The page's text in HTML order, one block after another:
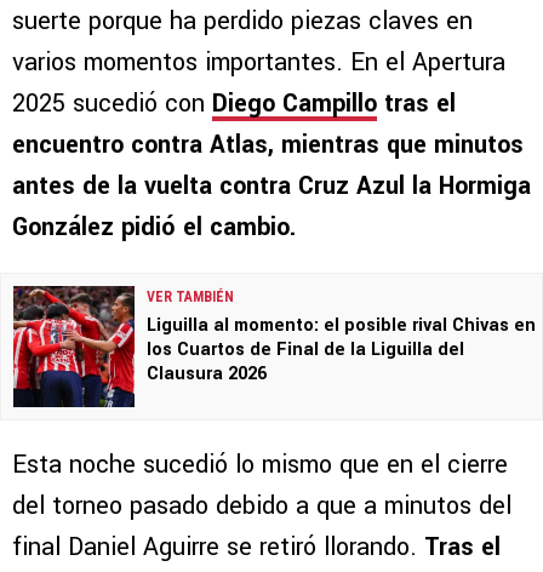
suerte porque ha perdido piezas claves en
varios momentos importantes. En el Apertura
2025 sucedió con Diego Campillo tras el
encuentro contra Atlas, mientras que minutos
antes de la vuelta contra Cruz Azul la Hormiga
González pidió el cambio.
VER TAMBIÉN
Liguilla al momento: el posible rival Chivas en
los Cuartos de Final de la Liguilla del
Clausura 2026
Esta noche sucedió lo mismo que en el cierre
del torneo pasado debido a que a minutos del
final Daniel Aguirre se retiró llorando. Tras el